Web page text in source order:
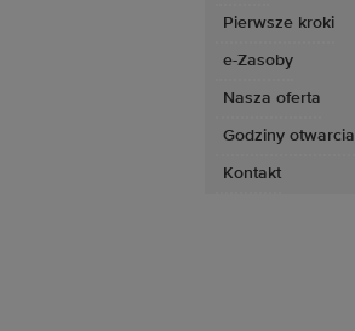
Pierwsze kroki
e-Zasoby
Nasza oferta
Godziny otwarcia
Kontakt